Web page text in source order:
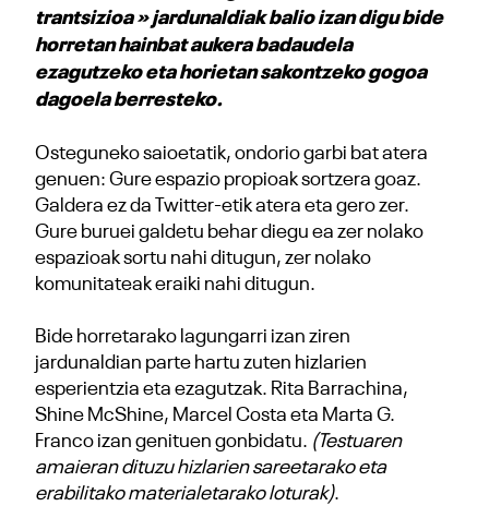
trantsizioa » jardunaldiak balio izan digu bide
horretan hainbat aukera badaudela
ezagutzeko eta horietan sakontzeko gogoa
dagoela berresteko.
Osteguneko saioetatik, ondorio garbi bat atera
genuen: Gure espazio propioak sortzera goaz.
Galdera ez da Twitter-etik atera eta gero zer.
Gure buruei galdetu behar diegu ea zer nolako
espazioak sortu nahi ditugun, zer nolako
komunitateak eraiki nahi ditugun.
Bide horretarako lagungarri izan ziren
jardunaldian parte hartu zuten hizlarien
esperientzia eta ezagutzak. Rita Barrachina,
Shine McShine, Marcel Costa eta Marta G.
Franco izan genituen gonbidatu. (Testuaren
amaieran dituzu hizlarien sareetarako eta
erabilitako materialetarako loturak).